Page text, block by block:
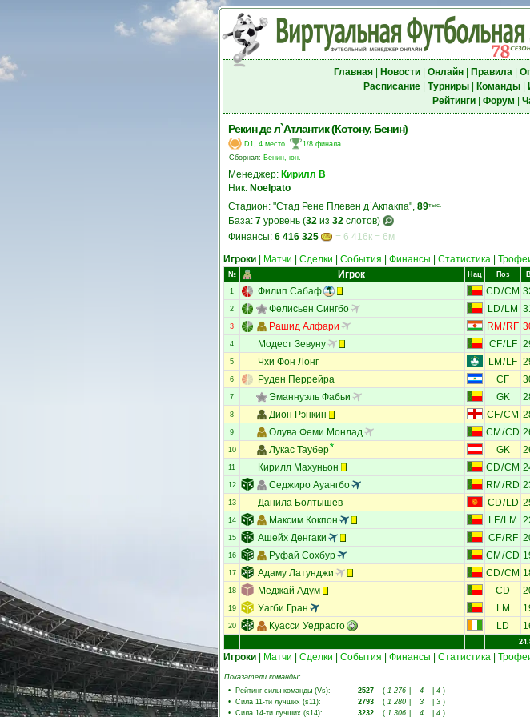
Главная| Новости| Онлайн| Правила|
Расписание| Турниры| Команды|
Рейтинги| Форум
Рекин де л`Атлантик (Котону, Бенин)
D1, 4 место
1/8 финала
Сборная: Бенин, юн.
Менеджер: Кирилл В
Ник: Noelpato
Стадион: "Стад Рене Плевен д`Акпакпа", 89тыс.
База: 7 уровень (32 из 32 слотов)
Финансы: 6 416 325 = 6 416к = 6м
Игроки Матчи Сделки События Финансы Статистика
№ Игрок Нац Поз В
1 Филип Сабаф CD/CM
2 Фелисьен Сингбо LD/ LM
3 Рашид Алфари RM / RF
4 Модест Зевуну CF/LF
5 Чхи Фон Лонг LM / LF
6 Руден Перрейра CF
7 Эманнуэль Фабьи GK
8 Дион Рэнкин CF/CM
9 Олува Феми Монлад CM /CD
10 Лукас Таубер GK
11 Кирилл Махуньон CD/CM
12 Седжиро Ауангбо RM / RD
13 Данила Болтышев CD/LD
14 Максим Кокпон LF/ LM
15 Ашейх Денгаки CF/RF
16 Руфай Сохбур CM /CD
17 Адаму Латунджи CD/CM
18 Меджай Адум CD
19 Уагби Гран LM
20 Куасси Уедраого LD
Игроки
Матчи Сделки События Финансы Статистика
Показатели команды:
• Рейтинг силы команды (Vs): 2527 ( 1 276 4 4 )
• Сила 11-ти лучших (s11): 2793 ( 1 280 3 3 )
• Сила 14-ти лучших (s14): 3232 ( 1 306 4 4 )